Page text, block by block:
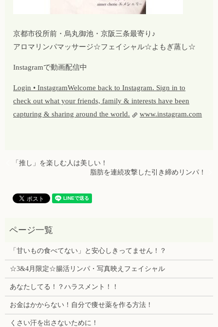
京都市役所前・烏丸御池・京阪三条最寄り♪
アロマリンパマッサージ☆フェイシャル☆よもぎ蒸し☆
Instagramで動画配信中
Login • InstagramWelcome back to Instagram. Sign in to
check out what your friends, family & interests have been
capturing & sharing around the world.
www.instagram.com
「推し」を楽しむ人は美しい！
脂肪を連続攻撃した引き締めリンパ！
「甘いもの食べてない」と安心しきってません！？
☆3&4月限定☆腸活リンパ・写真映えフェイシャル
あなたしてる！？ハラスメント！！
お金はかからない！自分で痩せ薬を作る方法！
くさい汗を出さないために！